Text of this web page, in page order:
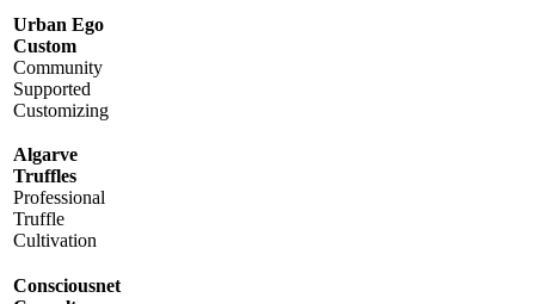
Urban Ego
Custom
Community
Supported
Customizing
Algarve
Truffles
Professional
Truffle
Cultivation
Consciousnet